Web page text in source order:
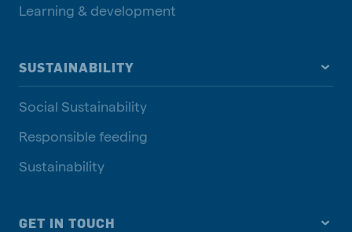
Learning & development
SUSTAINABILITY
Social Sustainability
Responsible feeding
Sustainability
GET IN TOUCH